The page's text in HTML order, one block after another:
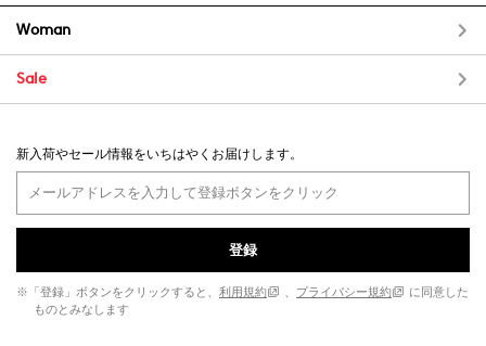
Woman
Sale
新入荷やセール情報をいちはやくお届けします。
登録
※「登録」ボタンをクリックすると、 利用規約 、 プライバシー規約
に同意した
ものとみなします